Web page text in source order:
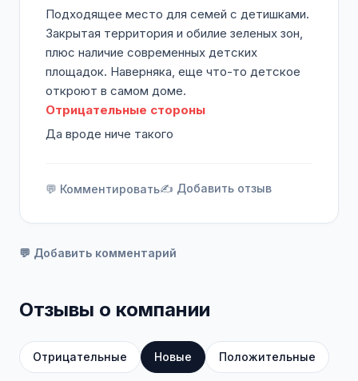
Подходящее место для семей с детишками.
Закрытая территория и обилие зеленых зон,
плюс наличие современных детских
площадок. Наверняка, еще что-то детское
откроют в самом доме.
Отрицательные стороны
Да вроде ниче такого
💬 Комментировать✍️ Добавить отзыв
💬 Добавить комментарий
Отзывы о компании
Отрицательные Новые Положительные